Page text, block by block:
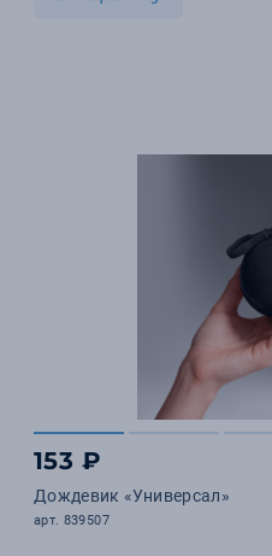
153 ₽
Дождевик «Универсал»
арт. 839507